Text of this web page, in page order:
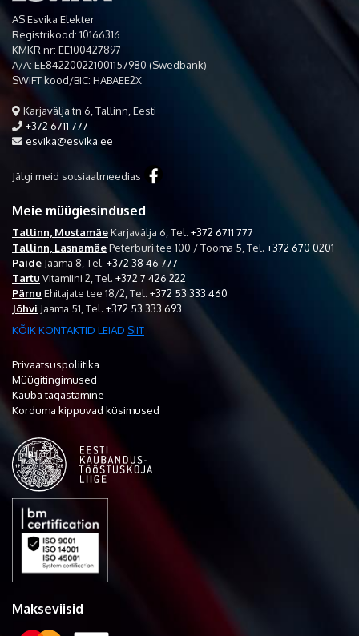
AS Esvika Elekter
Registrikood: 10166316
KMKR nr: EE100427897
A/A: EE842200221001157980 (Swedbank)
SWIFT kood/BIC: HABAEE2X
Karjavälja tn 6, Tallinn, Eesti
+372 6711 777
esvika@esvika.ee
Jälgi meid sotsiaalmeedias
Meie müügiesindused
Tallinn, MustamäeKarjavälja 6, Tel. +372 6711 777
Tallinn, LasnamäePeterburi tee 100 / Tooma 5, Tel. +372 670 0201
Paide Jaama 8, Tel. +372 38 46 777
Tartu Vitamiini 2, Tel. +372 7 426 222
Pärnu Ehitajate tee 18/2, Tel. +372 53 333 460
Jõhvi Jaama 51, Tel. +372 53 333 693
KÕIK KONTAKTID LEIAD SIIT
Privaatsuspoliitika
Müügitingimused
Kauba tagastamine
Korduma kippuvad küsimused
Makseviisid